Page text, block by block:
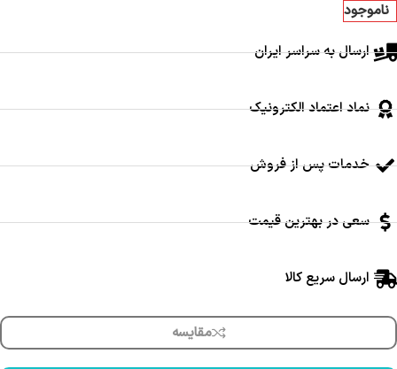
ناموجود
ارسال به سراسر ایران
نماد اعتماد الکترونیک
خدمات پس از فروش
سعی در بهترین قیمت
ارسال سریع کالا
مقایسه